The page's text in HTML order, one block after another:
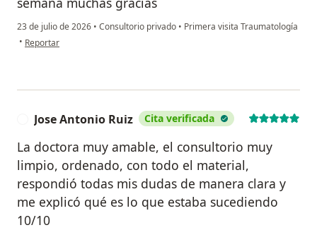
23 de julio de 2026 • Consultorio privado • Primera visita Traumatología
• en opinión del usuario Ma.Soledad Ruíz Rodríguez
Reportar
Jose Antonio Ruiz Cita verificada
La doctora muy amable, el consultorio muy
limpio, ordenado, con todo el material,
respondió todas mis dudas de manera clara y
me explicó qué es lo que estaba sucediendo
10/10